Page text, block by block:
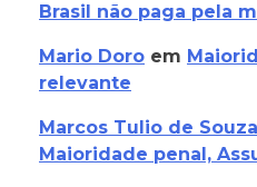
Brasil não paga pela
Mario Doro em
relevante
Marcos Tulio de
Maioridade penal,